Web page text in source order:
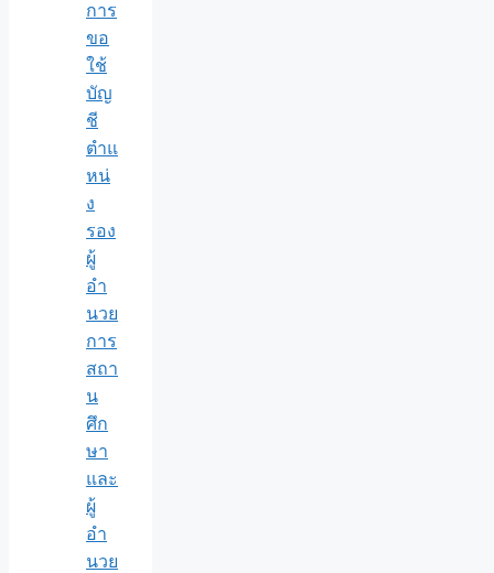
การ
ขอ
ใช้
บัญ
ชี
ตำแ
หน่
ง
รอง
ผู้
อำ
นวย
การ
สถา
น
ศึก
ษา
และ
ผู้
อำ
นวย